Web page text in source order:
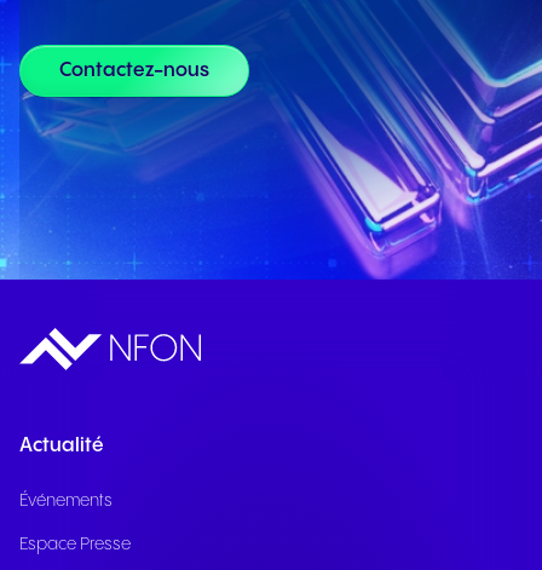
Contactez-nous
Actualité
Événements
Espace Presse